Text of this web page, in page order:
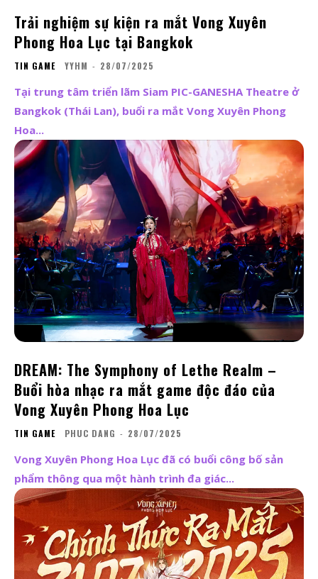
Trải nghiệm sự kiện ra mắt Vong Xuyên
Phong Hoa Lục tại Bangkok
TIN GAME YYHM - 28/07/2025
Tại trung tâm triển lãm Siam PIC-GANESHA Theatre ở
Bangkok (Thái Lan), buổi ra mắt Vong Xuyên Phong
Hoa...
DREAM: The Symphony of Lethe Realm –
Buổi hòa nhạc ra mắt game độc đáo của
Vong Xuyên Phong Hoa Lục
TIN GAME PHUC DANG - 28/07/2025
Vong Xuyên Phong Hoa Lục đã có buổi công bố sản
phẩm thông qua một hành trình đa giác...